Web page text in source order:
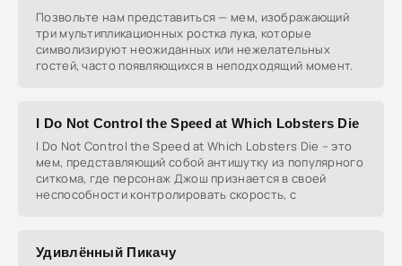
Позвольте нам представиться — мем, изображающий
три мультипликационных ростка лука, которые
символизируют неожиданных или нежелательных
гостей, часто появляющихся в неподходящий момент.
I Do Not Control the Speed at Which Lobsters Die
I Do Not Control the Speed at Which Lobsters Die – это
мем, представляющий собой антишутку из популярного
ситкома, где персонаж Джош признается в своей
неспособности контролировать скорость, с
Удивлённый Пикачу